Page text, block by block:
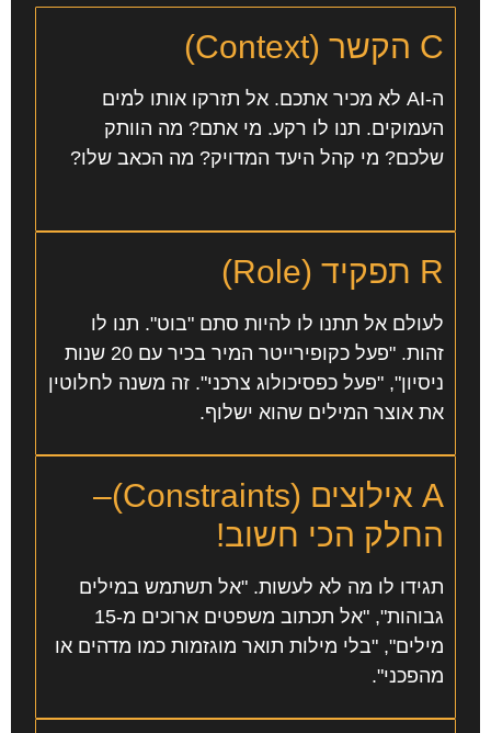
C הקשר (Context)
ה-AI לא מכיר אתכם. אל תזרקו אותו למים
העמוקים. תנו לו רקע. מי אתם? מה הוותק
שלכם? מי קהל היעד המדויק? מה הכאב שלו?
R תפקיד (Role)
לעולם אל תתנו לו להיות סתם "בוט". תנו לו
זהות. "פעל כקופירייטר המיר בכיר עם 20 שנות
ניסיון", "פעל כפסיכולוג צרכני". זה משנה לחלוטין
את אוצר המילים שהוא ישלוף.
A אילוצים (Constraints)
–
החלק הכי חשוב!
תגידו לו מה לא לעשות. "אל תשתמש במילים
גבוהות", "אל תכתוב משפטים ארוכים מ-15
מילים", "בלי מילות תואר מוגזמות כמו מדהים או
מהפכני".